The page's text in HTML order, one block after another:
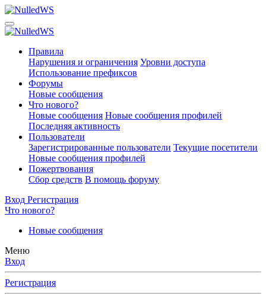
Правила
Нарушения и ограничения Уровни доступа
Использование префиксов
Форумы
Новые сообщения
Что нового?
Новые сообщения Новые сообщения профилей
Последняя активность
Пользователи
Зарегистрированные пользователи Текущие посетители
Новые сообщения профилей
Пожертвования
Сбор средств В помощь форуму
Вход Регистрация
Что нового?
Новые сообщения
Меню
Вход
Регистрация